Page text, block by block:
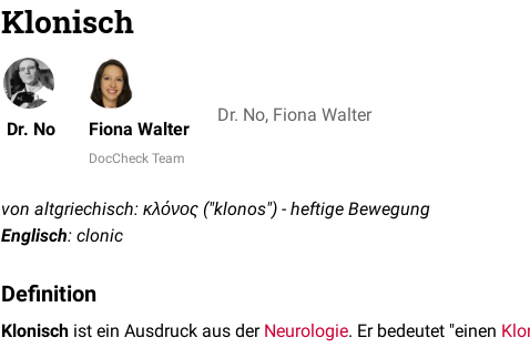
Klonisch
Dr. No Fiona Walter
DocCheck Team
Dr. No, Fiona Walter
von altgriechisch: κλόνος ("klonos") - heftige Bewegung
Englisch: clonic
Definition
Klonisch ist ein Ausdruck aus der Neurologie. Er bedeutet "einen